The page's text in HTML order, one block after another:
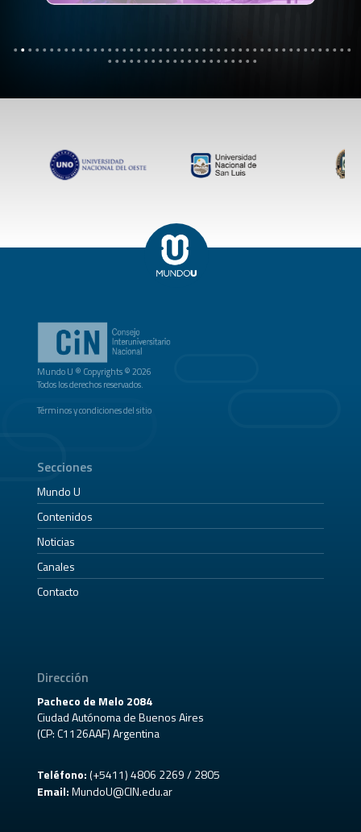
Mundo U ® Copyrights © 2026
Todos los derechos reservados.
Términos y condiciones del sitio
Secciones
Mundo U
Contenidos
Noticias
Canales
Contacto
Dirección
Pacheco de Melo 2084
Ciudad Autónoma de Buenos Aires
(CP: C1126AAF) Argentina
Teléfono:(+5411) 4806 2269 / 2805
Email: MundoU@CIN.edu.ar